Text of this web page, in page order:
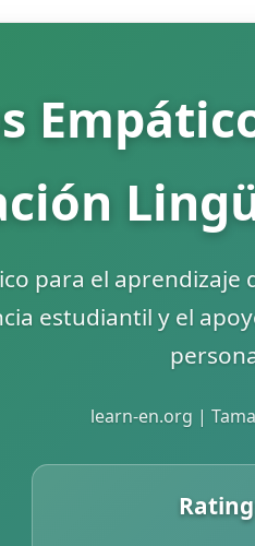
para el
estudiantil y el
learn-en.org |